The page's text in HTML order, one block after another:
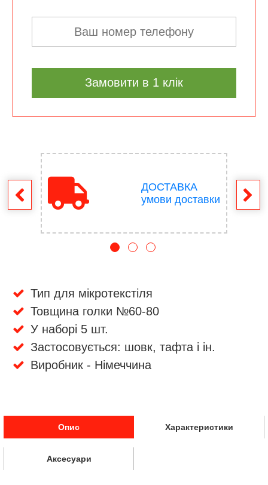
Замовити в 1 клік
ДОСТАВКА
умови доставки
Тип для мікротекстіля
Товщина голки №60-80
У наборі 5 шт.
Застосовується: шовк, тафта і ін.
Виробник - Німеччина
Опис Характеристики
Аксесуари